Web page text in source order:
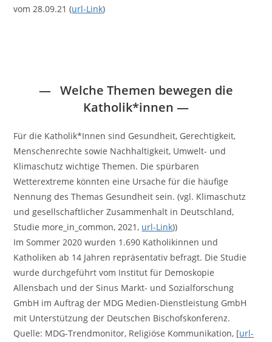
vom 28.09.21 (url-Link)
— Welche Themen bewegen die
Katholik*innen —
Für die Katholik*Innen sind Gesundheit, Gerechtigkeit,
Menschenrechte sowie Nachhaltigkeit, Umwelt- und
Klimaschutz wichtige Themen. Die spürbaren
Wetterextreme könnten eine Ursache für die häufige
Nennung des Themas Gesundheit sein. (vgl. Klimaschutz
und gesellschaftlicher Zusammenhalt in Deutschland,
Studie more_in_common, 2021, url-Link))
Im Sommer 2020 wurden 1.690 Katholikinnen und
Katholiken ab 14 Jahren repräsentativ befragt. Die Studie
wurde durchgeführt vom Institut für Demoskopie
Allensbach und der Sinus Markt- und Sozialforschung
GmbH im Auftrag der MDG Medien-Dienstleistung GmbH
mit Unterstützung der Deutschen Bischofskonferenz.
Quelle: MDG-Trendmonitor, Religiöse Kommunikation, [url-